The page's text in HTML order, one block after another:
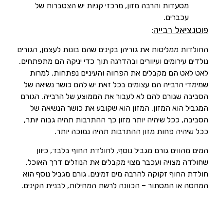
מסעדות והרבה מזון, מרכזי קניות יש הצטברות של
עכברים.
פוטנציאל רבייה:
החולדות ממליטות את גוריהן בקינים שהם בונות לעצמן, הגורים
נולדים עירומים ועיוורים ובהדרגה תוך כדי יניקה הם מתפתחים.
לאט לאט הם מקבלים את הפרווה והעיניים נפתחות. למרות
שמימדי הרבייה הם עצומים בכל זאת יש להם כושר נשיאה של
הסביבה שגורם להם לא לעבור את הממוצע של הרבייה. הגורם
המגביל הוא המזון. המזון הוא שקובע את כושר הנשיאה של
הסביבה, ככל שיהיה יותר מזון כך ההתרבות תהיה גבוה יותר,
ככל שיהיה פחות מזון ההתרבות תהיה נמוכה יותר.
המים מהווים גורם מגביל נוסף, לחולדת החוף בלבד, כיוון
שחולדה מצויה ועכבר מצוי מקבלים את הנוזלים דרך האוכל.
חולדת החוף זקוקה להרבה מים זמינים. גורם מגביל נוסף הוא
המחסה או המסתור – הכוונה לרשת המחילות, לבניית הקינים.